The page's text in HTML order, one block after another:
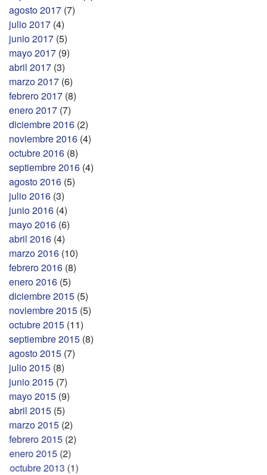
agosto 2017 (7)
julio 2017 (4)
junio 2017 (5)
mayo 2017 (9)
abril 2017 (3)
marzo 2017 (6)
febrero 2017 (8)
enero 2017 (7)
diciembre 2016 (2)
noviembre 2016 (4)
octubre 2016 (8)
septiembre 2016 (4)
agosto 2016 (5)
julio 2016 (3)
junio 2016 (4)
mayo 2016 (6)
abril 2016 (4)
marzo 2016 (10)
febrero 2016 (8)
enero 2016 (5)
diciembre 2015 (5)
noviembre 2015 (5)
octubre 2015 (11)
septiembre 2015 (8)
agosto 2015 (7)
julio 2015 (8)
junio 2015 (7)
mayo 2015 (9)
abril 2015 (5)
marzo 2015 (2)
febrero 2015 (2)
enero 2015 (2)
octubre 2013 (1)